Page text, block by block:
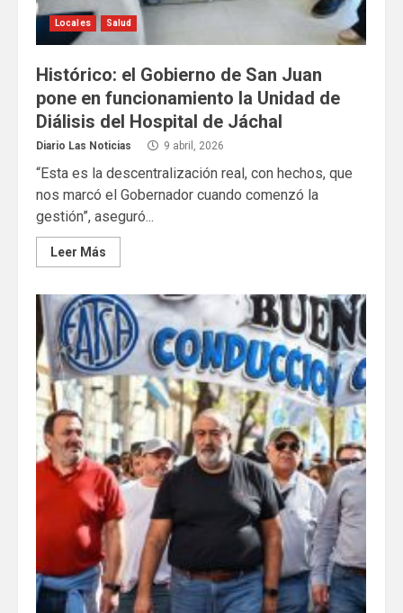
Locales Salud
Histórico: el Gobierno de San Juan
pone en funcionamiento la Unidad de
Diálisis del Hospital de Jáchal
Diario Las Noticias 9 abril, 2026
“Esta es la descentralización real, con hechos, que
nos marcó el Gobernador cuando comenzó la
gestión”, aseguró...
Leer Más